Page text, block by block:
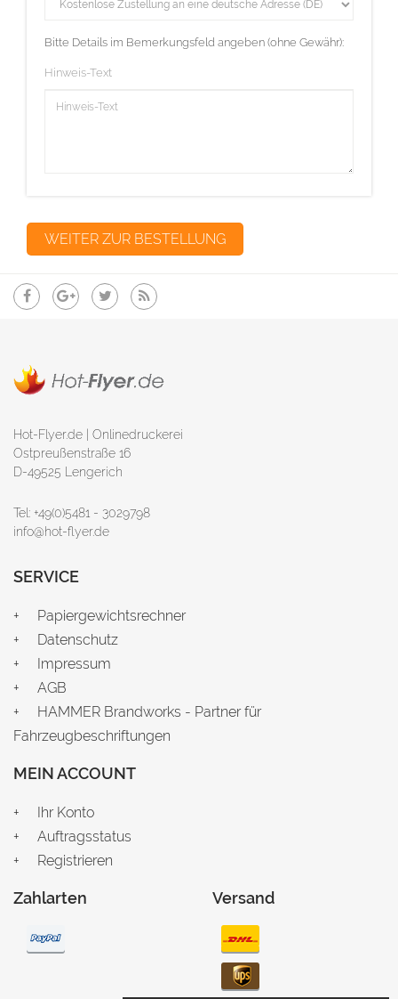
Bitte Details im Bemerkungsfeld angeben (ohne Gewähr):
Hinweis-Text
Hot-Flyer.de | Onlinedruckerei
Ostpreußenstraße 16
D-49525 Lengerich
Tel: +49(0)5481 - 3029798
info@hot-flyer.de
SERVICE
Papiergewichtsrechner
Datenschutz
Impressum
AGB
HAMMER Brandworks - Partner für
Fahrzeugbeschriftungen
MEIN ACCOUNT
Ihr Konto
Auftragsstatus
Registrieren
Zahlarten Versand